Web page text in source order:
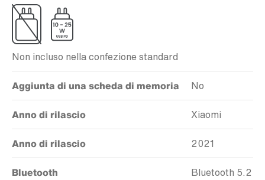
Non incluso nella confezione standard
Aggiunta di una scheda di memoria No
Anno di rilascio Xiaomi
Anno di rilascio 2021
Bluetooth Bluetooth 5.2